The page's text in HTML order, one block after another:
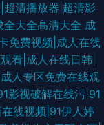
清播放器|超清影
大全高清大全 成
免费视频|成人在线
看|成人在线日韩|
人专区免费在线观
影视破解在线污|91
线视频|91伊人婷